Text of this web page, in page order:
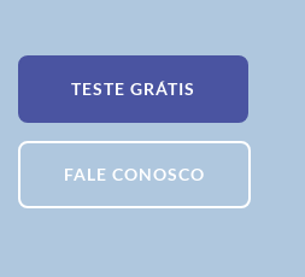
TESTE GRÁTIS
FALE CONOSCO